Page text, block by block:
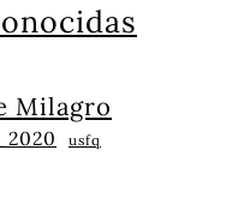
Milagro
usfq